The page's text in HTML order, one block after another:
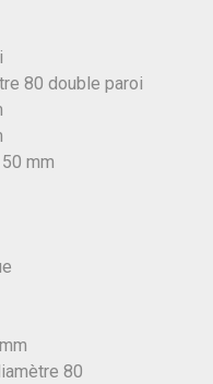
80 double paroi
mm
80